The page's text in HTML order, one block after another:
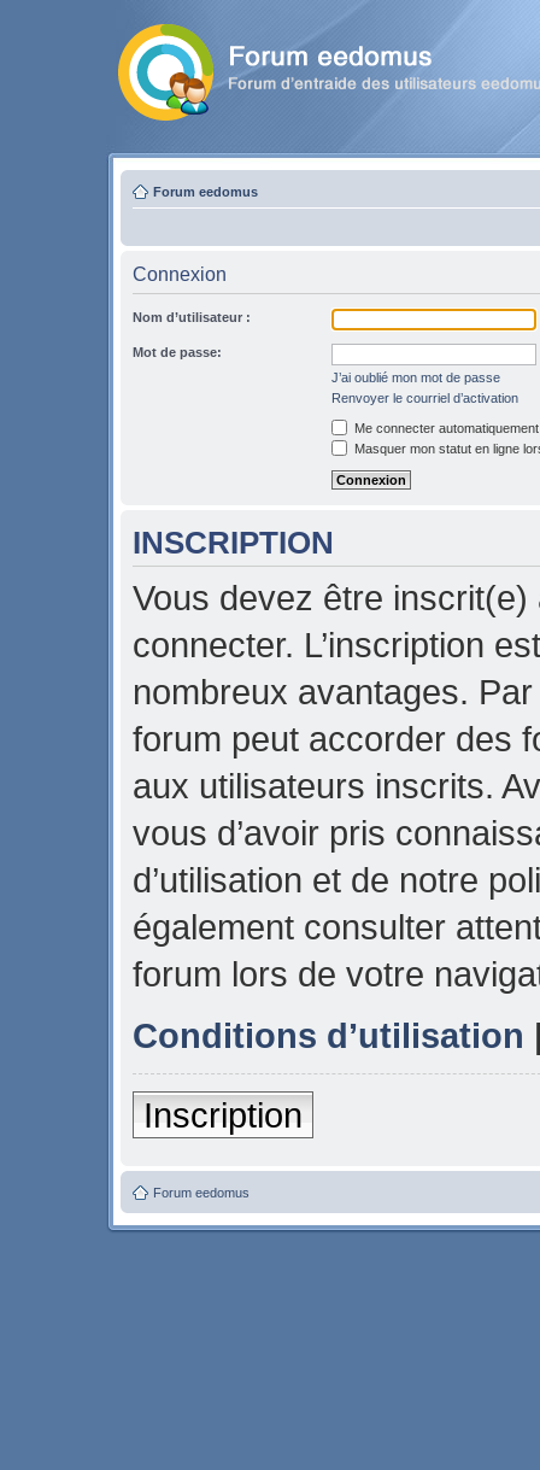
Forum eedomus
Connexion
Nom d’utilisateur :
Mot de passe:
J’ai oublié mon mot de passe
Renvoyer le courriel d’activation
Me connecter
Masquer mon statut en ligne
INSCRIPTION
Vous devez être
connecter. L’inscription
nombreux avantages.
forum peut accorder des
aux utilisateurs inscrits.
vous d’avoir pris
d’utilisation et de notre
également consulter
forum lors de votre
Conditions d’utilisation
Inscription
Forum eedomus